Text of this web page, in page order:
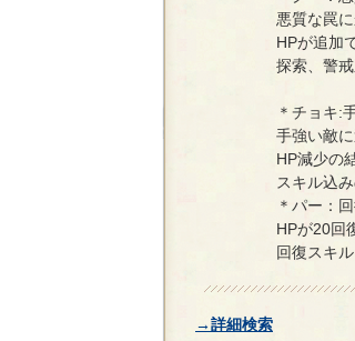
悪質な罠に
HPが追加
探索、警
＊チョキ:
手強い敵に
HP減少の
スキル込
＊パー：
HPが20回
回復スキ
→詳細検索